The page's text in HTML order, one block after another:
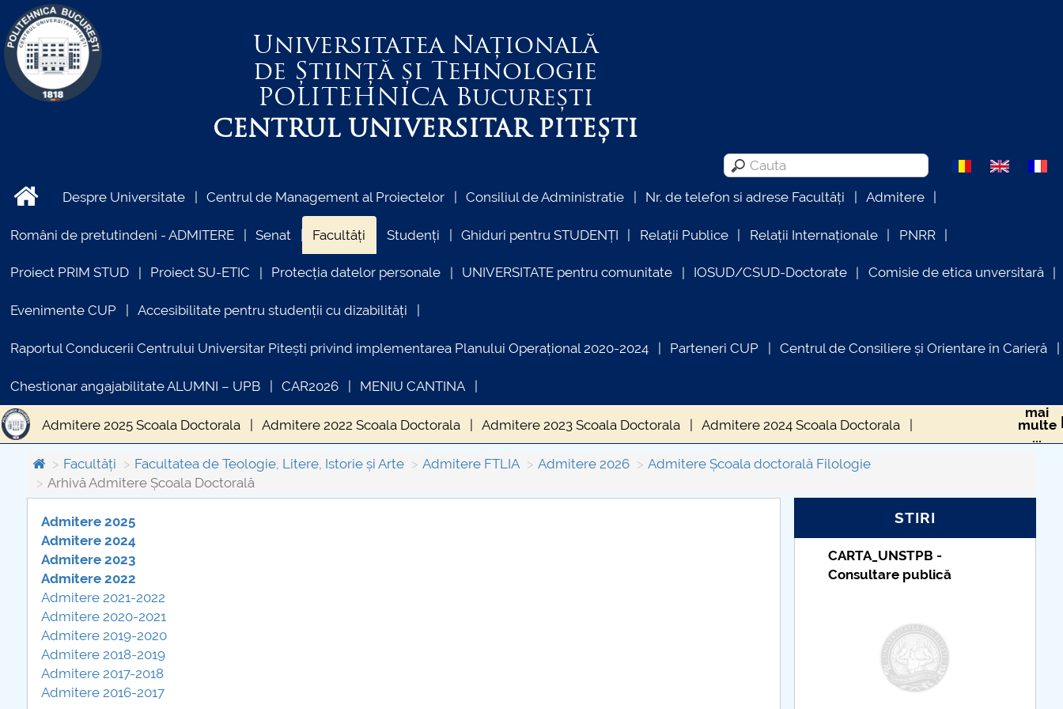
Universitatea Națională
de Știință și Tehnologie
POLITEHNICABucurești
CENTRUL UNIVERSITAR PITEȘTI
Despre Universitate Centrul de Management al Proiectelor Consiliul de Administratie Nr. de telefon si adrese Facultăți Admitere
Români de pretutindeni - ADMITERE Senat Facultăți Studenți Ghiduri pentru STUDENȚI Relații Publice Relații Internaționale PNRR
Proiect PRIM STUD Proiect SU-ETIC Protecția datelor personale UNIVERSITATE pentru comunitate IOSUD/CSUD-Doctorate Comisie de etica unversitară
Evenimente CUP Accesibilitate pentru studenții cu dizabilități
Raportul Conducerii Centrului Universitar Pitești privind implementarea Planului Operațional 2020-2024 Parteneri CUP Centrul de Consiliere și Orientare în Carieră
Chestionar angajabilitate ALUMNI – UPB CAR2026 MENIU CANTINA
Admitere 2025 Scoala Doctorala Admitere 2022 Scoala Doctorala Admitere 2023 Scoala Doctorala Admitere 2024 Scoala Doctorala
mai
multe
...
Facultăți
Facultatea de Teologie, Litere, Istorie și Arte Admitere FTLIA Admitere 2026
Admitere Școala doctorală Filologie
Arhivă Admitere Școala Doctorală
Admitere 2025
Admitere 2024
Admitere 2023
Admitere 2022
Admitere 2021-2022
Admitere 2020-2021
Admitere 2019-2020
Admitere 2018-2019
Admitere 2017-2018
Admitere 2016-2017
STIRI
COMUNICAT DE PRESA
PRIMSTUD 26.03.2026
Taxe de școlarizare
indexate – Centrul